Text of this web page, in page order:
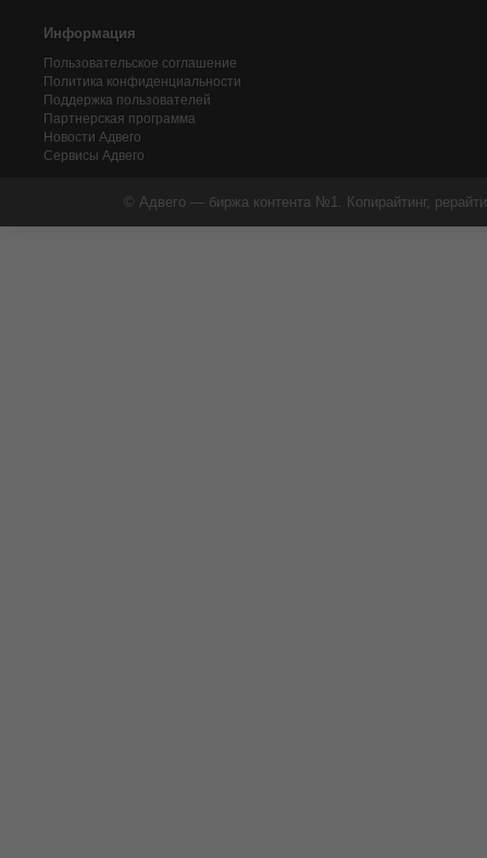
Информация
Пользовательское соглашение
Политика конфиденциальности
Поддержка пользователей
Партнерская программа
Новости Адвего
Сервисы Адвего
© Адвего — биржа контента №1. Копирайтинг,